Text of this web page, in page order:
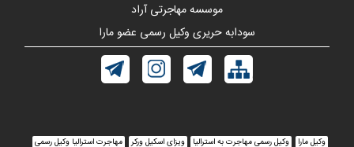
موسسه مهاجرتی آراد
سودابه حریری وکیل رسمی عضو مارا
وکیل مارا وکیل رسمی مهاجرت به استرالیا ویزای اسکیل ورکر مهاجرت استرالیا وکیل رسمی